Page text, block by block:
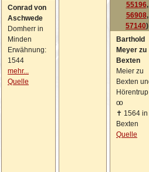
Conrad von
Aschwede
Domherr in
Minden
Erwähnung:
1544
mehr...
Quelle
55196,
56908,
57140)
Barthold
Meyer zu
Bexten
Meier zu
Bexten
Hörentrup
oo
✝ 1564 in
Bexten
Quelle